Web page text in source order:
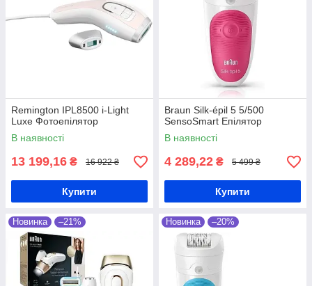
Remington IPL8500 i-Light
Luxe Фотоепілятор
В наявності
13 199,16 ₴ 16 922 ₴
Купити
Braun Silk-épil 5 5/500
SensoSmart Епілятор
В наявності
4 289,22 ₴ 5 499 ₴
Купити
Новинка –21% Новинка –20%